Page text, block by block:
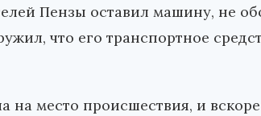
Пензы оставил машину, не
что его транспортное
на место происшествия, и